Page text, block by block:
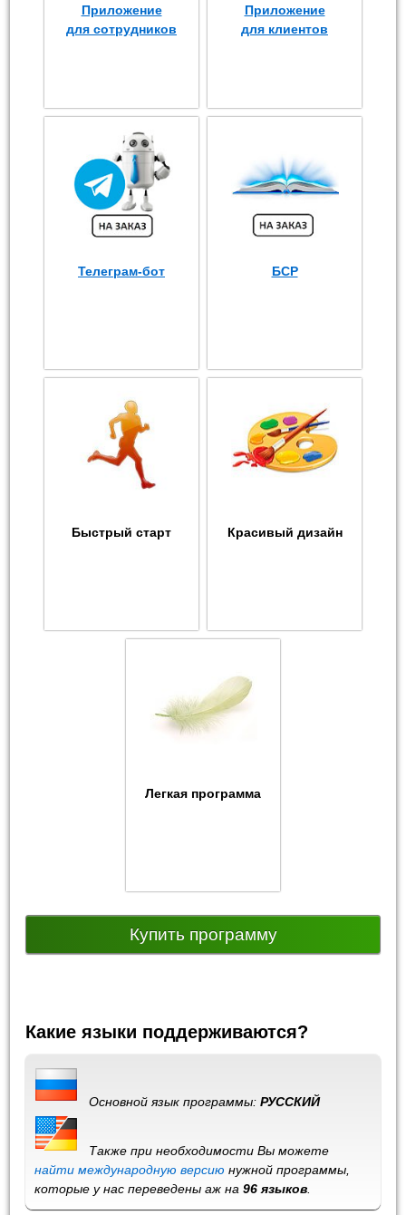
Приложение
для сотрудников
Приложение
для клиентов
Телеграм-бот БСР
Быстрый старт Красивый дизайн
Легкая программа
Купить программу
Какие языки поддерживаются?
Основной язык программы:РУССКИЙ
Также при необходимости Вы можете
найти международную версию нужной программы,
которые у нас переведены аж на96 языков.